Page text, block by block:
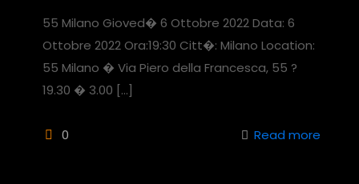
55 Milano Gioved� 6 Ottobre 2022 Data: 6
Ottobre 2022 Ora:19:30 Citt�: Milano Location:
55 Milano � Via Piero della Francesca, 55 ?
19.30 � 3.00 […]
0 Read more